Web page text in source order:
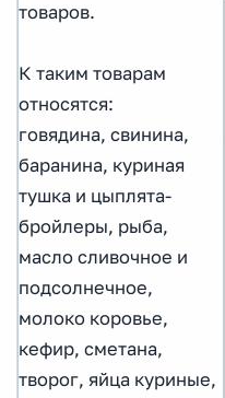
товаров.
К таким товарам
относятся:
говядина, свинина,
баранина, куриная
тушка и цыплята-
бройлеры, рыба,
масло сливочное и
подсолнечное,
молоко коровье,
кефир, сметана,
творог, яйца куриные,